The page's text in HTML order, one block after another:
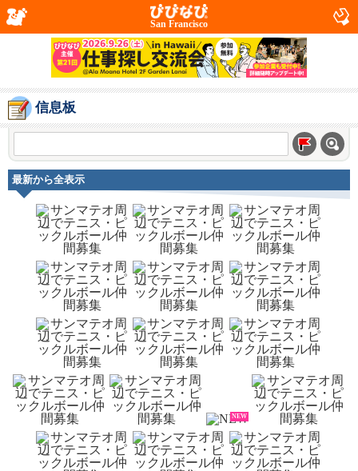
San Francisco
信息板
最新から全表示
NEW